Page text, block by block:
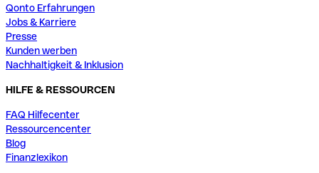
Qonto Erfahrungen
Jobs & Karriere
Presse
Kunden werben
Nachhaltigkeit & Inklusion
HILFE & RESSOURCEN
FAQ Hilfecenter
Ressourcencenter
Blog
Finanzlexikon